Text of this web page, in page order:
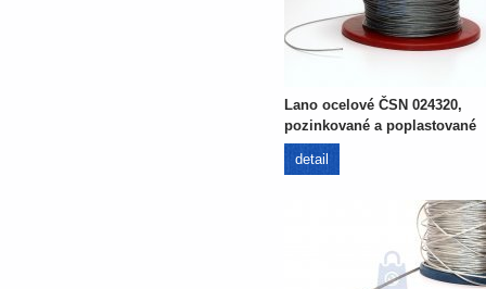
Lano ocelové ČSN 024320,
pozinkované a poplastované
detail